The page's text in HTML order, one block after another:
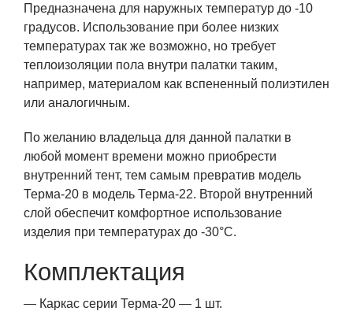
Предназначена для наружных температур до -10
градусов. Использование при более низких
температурах так же возможно, но требует
теплоизоляции пола внутри палатки таким,
например, материалом как вспененный полиэтилен
или аналогичным.
По желанию владельца для данной палатки в
любой момент времени можно приобрести
внутренний тент, тем самым превратив модель
Терма-20 в модель Терма-22. Второй внутренний
слой обеспечит комфортное использование
изделия при температурах до -30°С.
Комплектация
— Каркас серии Терма-20 — 1 шт.